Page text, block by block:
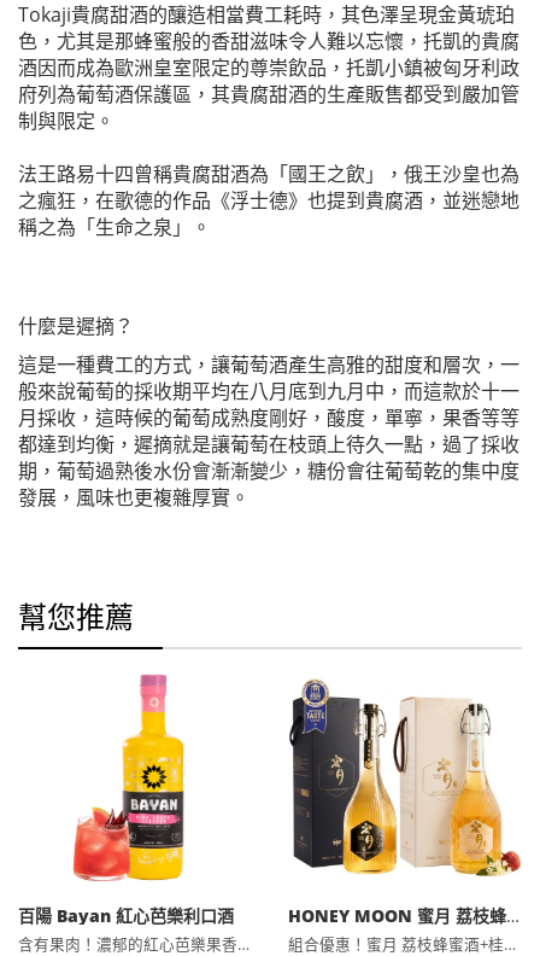
Tokaji貴腐甜酒的釀造相當費工耗時，其色澤呈現金黃琥珀
色，尤其是那蜂蜜般的香甜滋味令人難以忘懷，托凱的貴腐
酒因而成為歐洲皇室限定的尊崇飲品，托凱小鎮被匈牙利政
府列為葡萄酒保護區，其貴腐甜酒的生產販售都受到嚴加管
制與限定。
法王路易十四曾稱貴腐甜酒為「國王之飲」，俄王沙皇也為
之瘋狂，在歌德的作品《浮士德》也提到貴腐酒，並迷戀地
稱之為「生命之泉」。
什麼是遲摘？
這是一種費工的方式，讓葡萄酒產生高雅的甜度和層次，一
般來說葡萄的採收期平均在八月底到九月中，而這款於十一
月採收，這時候的葡萄成熟度剛好，酸度，單寧，果香等等
都達到均衡，遲摘就是讓葡萄在枝頭上待久一點，過了採收
期，葡萄過熟後水份會漸漸變少，糖份會往葡萄乾的集中度
發展，風味也更複雜厚實。
幫您推薦
百陽 Bayan 紅心芭樂利口酒
含有果肉！濃郁的紅心芭樂果香結合洛神花帶來細緻微酸。
HONEY MOON 蜜月 荔枝蜂蜜酒/桂花限定 二入組
組合優惠！蜜月 荔枝蜂蜜酒+桂花荔枝蜂蜜酒（春季限定）各一瓶